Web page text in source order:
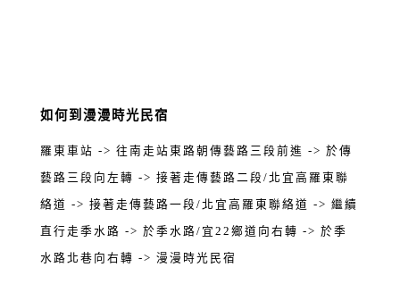
如何到漫漫時光民宿
羅東車站 -> 往南走站東路朝傳藝路三段前進 -> 於傳
藝路三段向左轉 -> 接著走傳藝路二段/北宜高羅東聯
絡道 -> 接著走傳藝路一段/北宜高羅東聯絡道 -> 繼續
直行走季水路 -> 於季水路/宜22鄉道向右轉 -> 於季
水路北巷向右轉 -> 漫漫時光民宿